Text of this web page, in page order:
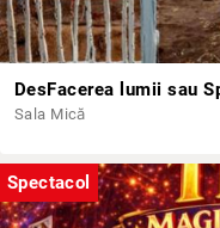
Sala Mică
Spectacol